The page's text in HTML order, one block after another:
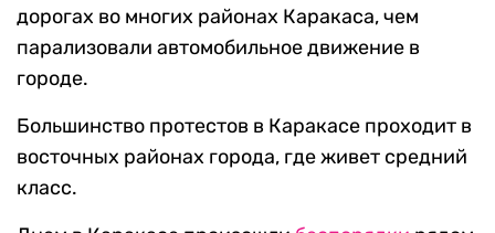
дорогах во многих районах Каракаса, чем
парализовали автомобильное движение в
городе.
Большинство протестов в Каракасе проходит в
восточных районах города, где живет средний
класс.